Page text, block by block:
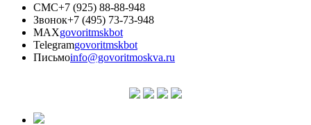
СМС+7 (925) 88-88-948
Звонок+7 (495) 73-73-948
MAXgovoritmskbot
Telegramgovoritmskbot
Письмоinfo@govoritmoskva.ru